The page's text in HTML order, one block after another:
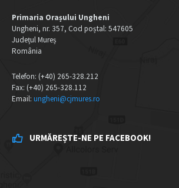
Primaria Orașului Ungheni
Ungheni, nr. 357, Cod poștal: 547605
Județul Mureș
România
Telefon: (+40) 265-328.212
Fax: (+40) 265-328.112
Email: ungheni@cjmures.ro
URMĂREȘTE-NE PE FACEBOOK!